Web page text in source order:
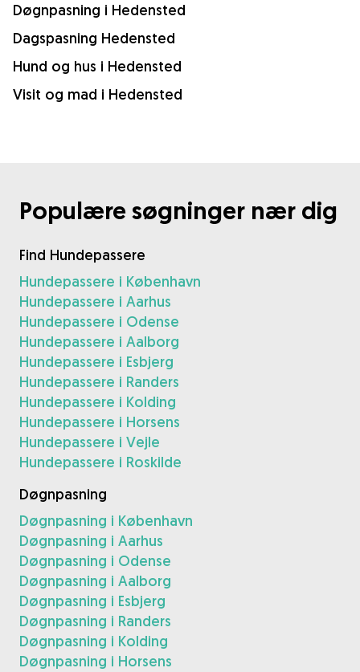
Døgnpasning i Hedensted
Dagspasning Hedensted
Hund og hus i Hedensted
Visit og mad i Hedensted
Populære søgninger nær dig
Find Hundepassere
Hundepassere i København
Hundepassere i Aarhus
Hundepassere i Odense
Hundepassere i Aalborg
Hundepassere i Esbjerg
Hundepassere i Randers
Hundepassere i Kolding
Hundepassere i Horsens
Hundepassere i Vejle
Hundepassere i Roskilde
Døgnpasning
Døgnpasning i København
Døgnpasning i Aarhus
Døgnpasning i Odense
Døgnpasning i Aalborg
Døgnpasning i Esbjerg
Døgnpasning i Randers
Døgnpasning i Kolding
Døgnpasning i Horsens